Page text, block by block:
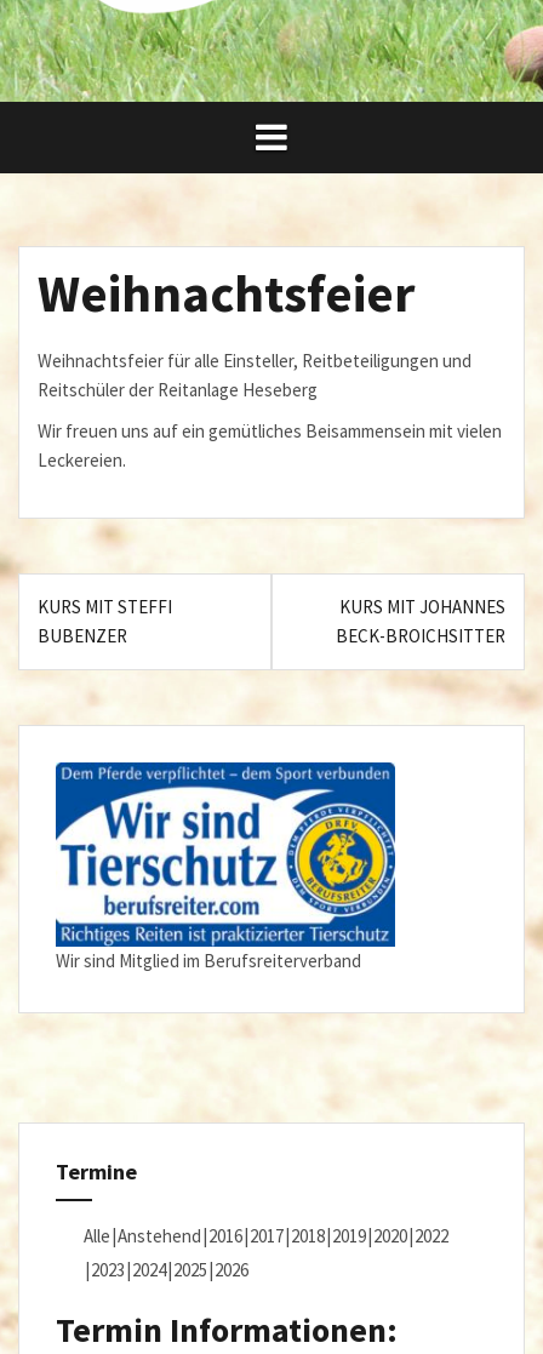
Weihnachtsfeier
Weihnachtsfeier für alle Einsteller, Reitbeteiligungen und
Reitschüler der Reitanlage Heseberg
Wir freuen uns auf ein gemütliches Beisammensein mit vielen
Leckereien.
Beitragsnavigation
KURS MIT STEFFI
BUBENZER
KURS MIT JOHANNES
BECK-BROICHSITTER
Wir sind Mitglied im Berufsreiterverband
Termine
Alle Anstehend 2016 2017 2018 2019 2020 2022
2023 2024 2025 2026
Termin Informationen: